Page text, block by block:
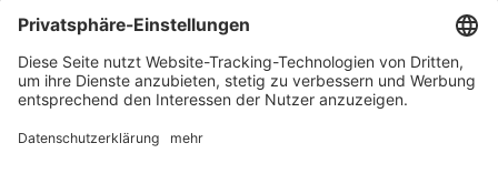
Datenschutzerklärung
Bestellung widerrufen
Mein konto